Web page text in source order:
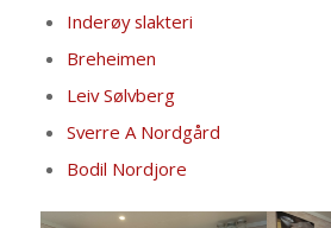
Inderøy slakteri
Breheimen
Leiv Sølvberg
Sverre A Nordgård
Bodil Nordjore